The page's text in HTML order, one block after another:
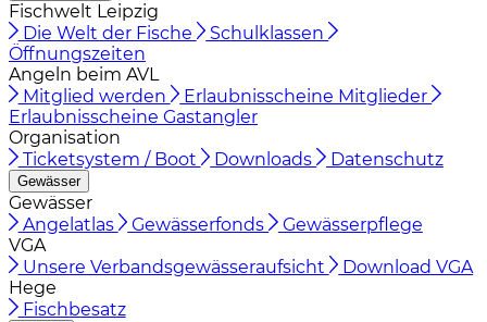
Fischwelt Leipzig
Die Welt der Fische
Schulklassen
Öffnungszeiten
Angeln beim AVL
Mitglied werden
Erlaubnisscheine Mitglieder
Erlaubnisscheine Gastangler
Organisation
Ticketsystem / Boot
Downloads Datenschutz
Gewässer
Gewässer
Angelatlas
Gewässerfonds Gewässerpflege
VGA
Unsere Verbandsgewässeraufsicht
Download VGA
Hege
Fischbesatz